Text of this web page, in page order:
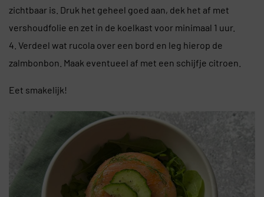
zichtbaar is. Druk het geheel goed aan, dek het af met
vershoudfolie en zet in de koelkast voor minimaal 1 uur.
4. Verdeel wat rucola over een bord en leg hierop de
zalmbonbon. Maak eventueel af met een schijfje citroen.
Eet smakelijk!